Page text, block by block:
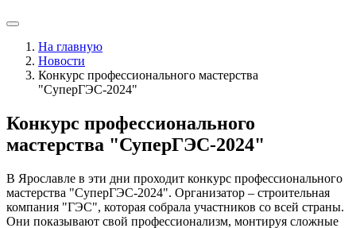
На главную
Новости
Конкурс профессионального мастерства
"СуперГЭС-2024"
Конкурс профессионального
мастерства "СуперГЭС-2024"
В Ярославле в эти дни проходит конкурс профессионального
мастерства "СуперГЭС-2024". Организатор – строительная
компания "ГЭС", которая собрала участников со всей страны.
Они показывают свой профессионализм, монтируя сложные